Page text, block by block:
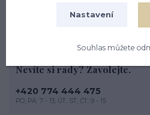
Nevíte si rady? Zavolejte.
+420 774 444 475
PO, PÁ: 7 - 13, ÚT, ST, ČT: 9 - 15
Nastavení
Souhlas můžete